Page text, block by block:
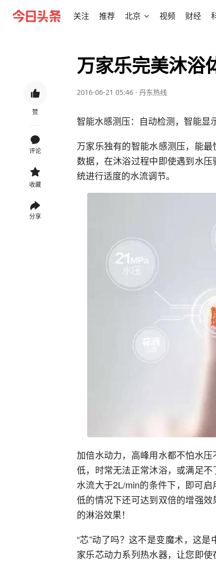
关注 推荐 北京 视频 财经
赞
评论
收藏
分享
万家乐完美沐浴
2016-06-21 05:46 · 丹东热线
智能水感测压：自动检测，智能显
万家乐独有的智能水感测压，能
数据，在沐浴过程中即使遇到水
统进行适度的水流调节。
加倍水动力，高峰用水都不怕水
低，时常无法正常沐浴，或满足
水流大于2L/min的条件下，即可
低的情况下还可达到双倍的增强
的淋浴效果！
“芯”动了吗？这不是变魔术，这
家乐芯动力系列热水器，让您即